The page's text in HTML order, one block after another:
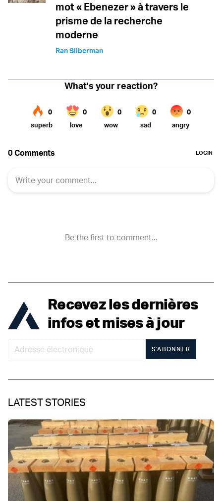
mot « Ebenezer » à travers le
prisme de la recherche
moderne
Ran Silberman
Recevez les dernières
infos et mises à jour
S'ABONNER
LATEST STORIES